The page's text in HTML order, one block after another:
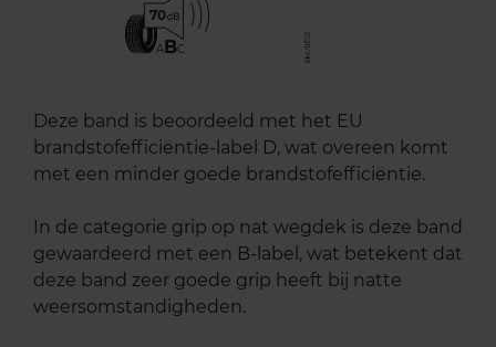
70
ABC
Deze band is beoordeeld met het EU
brandstofefficiëntie-label D, wat overeen komt
met een minder goede brandstofefficiëntie.
In de categorie grip op nat wegdek is deze band
gewaardeerd met een B-label, wat betekent dat
deze band zeer goede grip heeft bij natte
weersomstandigheden.